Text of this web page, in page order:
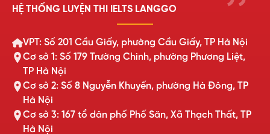
HỆ THỐNG LUYỆN THI IELTS LANGGO
VPT: Số 201 Cầu Giấy, phường Cầu Giấy, TP Hà Nội
Cơ sở 1: Số 179 Trường Chinh, phường Phương Liệt,
TP Hà Nội
Cơ sở 2: Số 8 Nguyễn Khuyến, phường Hà Đông, TP
Hà Nội
Cơ sở 3: 167 tổ dân phố Phố Săn, Xã Thạch Thất, TP
Hà Nội